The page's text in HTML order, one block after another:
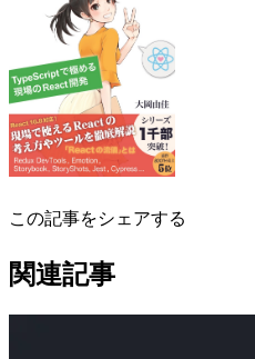
この記事をシェアする
関連記事